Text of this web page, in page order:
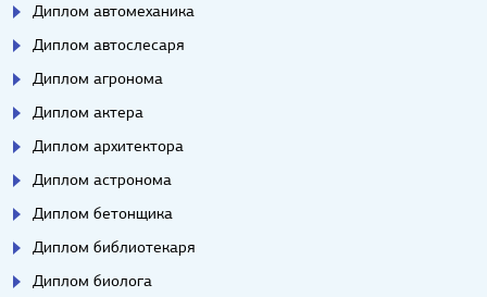
Диплом автомеханика
Диплом автослесаря
Диплом агронома
Диплом актера
Диплом архитектора
Диплом астронома
Диплом бетонщика
Диплом библиотекаря
Диплом биолога